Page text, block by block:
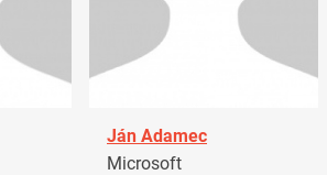
Ján Adamec
Microsoft